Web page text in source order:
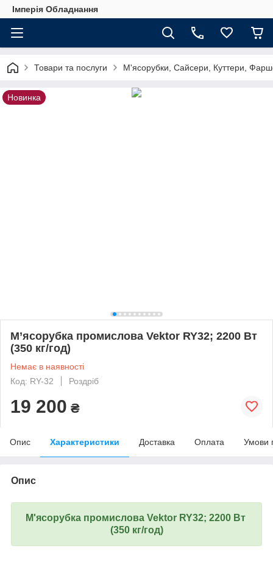
Імперія Обладнання
Товари та послуги М'ясорубки, Сайсери, Куттери,
Новинка
М’ясорубка промислова Vektor RY32; 2200 Вт
(350 кг/год)
Немає в наявності
Код: RY-32
Роздріб
19 200 ₴
Опис Характеристики Доставка Оплата Умови
Опис
М'ясорубка промислова Vektor RY32; 2200 Вт
(350 кг/год)